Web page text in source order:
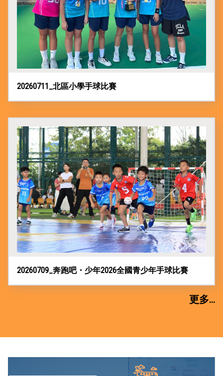
20260711_北區小學手球比賽
20260709_奔跑吧・少年2026全國青少年手球比賽
更多...